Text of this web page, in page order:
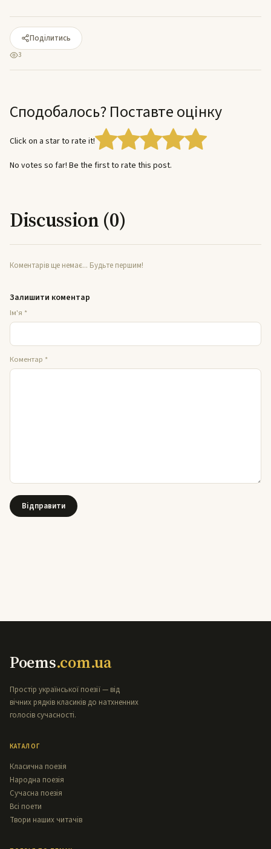
Поділитись
3
Сподобалось? Поставте оцінку
Click on a star to rate it!
No votes so far! Be the first to rate this post.
Discussion (0)
Коментарів ще немає... Будьте першим!
Залишити коментар
Ім'я *
Коментар *
Poems.com.ua
Простір української поезії — від
вічних рядків класиків до натхненних
голосів сучасності.
КАТАЛОГ
Класична поезія
Народна поезія
Сучасна поезія
Всі поети
Твори наших читачів